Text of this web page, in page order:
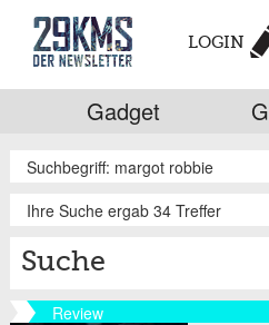
LOGIN
Gadget
Suchbegriff: margot robbie
Ihre Suche ergab 34 Treffer
Suche
Review